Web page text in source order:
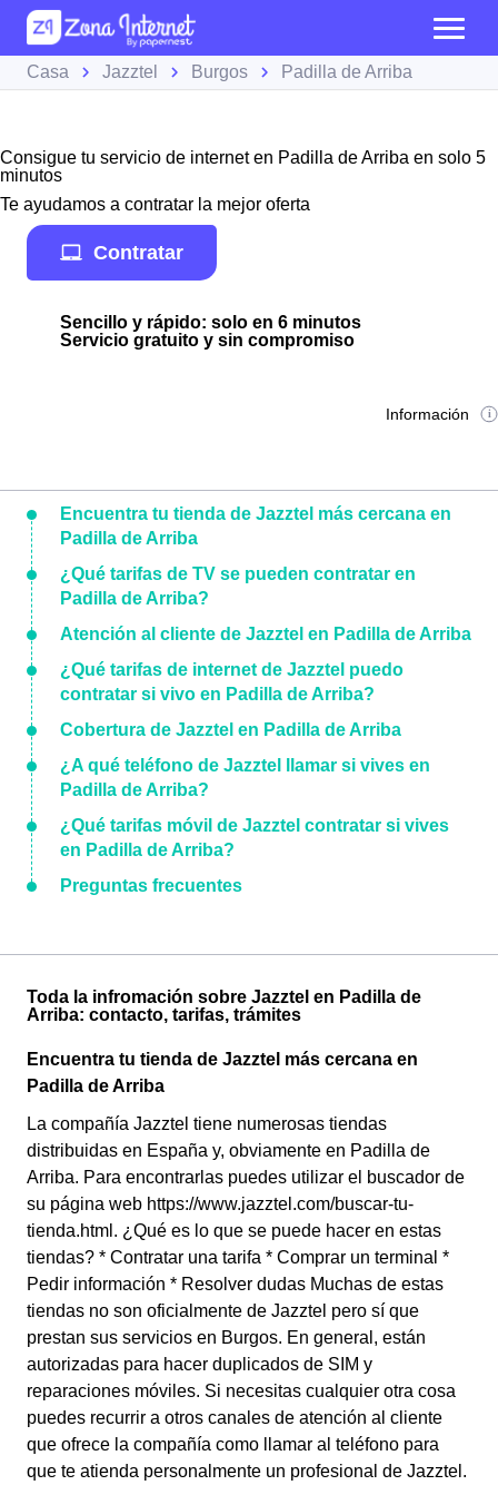
Casa Jazztel Burgos Padilla de Arriba
Consigue tu servicio de internet en Padilla de Arriba en solo 5
minutos
Te ayudamos a contratar la mejor oferta
Contratar
Sencillo y rápido: solo en 6 minutos
Servicio gratuito y sin compromiso
Información
Encuentra tu tienda de Jazztel más cercana en
Padilla de Arriba
¿Qué tarifas de TV se pueden contratar en
Padilla de Arriba?
Atención al cliente de Jazztel en Padilla de Arriba
¿Qué tarifas de internet de Jazztel puedo
contratar si vivo en Padilla de Arriba?
Cobertura de Jazztel en Padilla de Arriba
¿A qué teléfono de Jazztel llamar si vives en
Padilla de Arriba?
¿Qué tarifas móvil de Jazztel contratar si vives
en Padilla de Arriba?
Preguntas frecuentes
Toda la infromación sobre Jazztel en Padilla de
Arriba: contacto, tarifas, trámites
Encuentra tu tienda de Jazztel más cercana en
Padilla de Arriba
La compañía Jazztel tiene numerosas tiendas
distribuidas en España y, obviamente en Padilla de
Arriba. Para encontrarlas puedes utilizar el buscador de
su página web https://www.jazztel.com/buscar-tu-
tienda.html. ¿Qué es lo que se puede hacer en estas
tiendas? * Contratar una tarifa * Comprar un terminal *
Pedir información * Resolver dudas Muchas de estas
tiendas no son oficialmente de Jazztel pero sí que
prestan sus servicios en Burgos. En general, están
autorizadas para hacer duplicados de SIM y
reparaciones móviles. Si necesitas cualquier otra cosa
puedes recurrir a otros canales de atención al cliente
que ofrece la compañía como llamar al teléfono para
que te atienda personalmente un profesional de Jazztel.